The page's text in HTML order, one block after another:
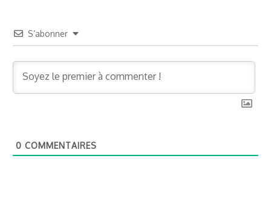
S’abonner
0 COMMENTAIRES